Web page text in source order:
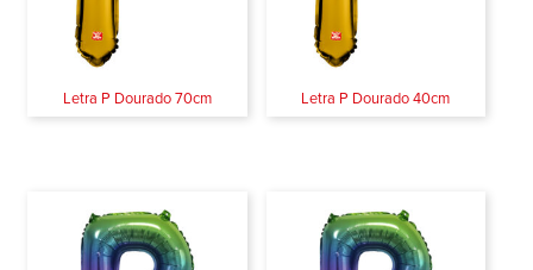
Letra P Dourado 70cm Letra P Dourado 40cm